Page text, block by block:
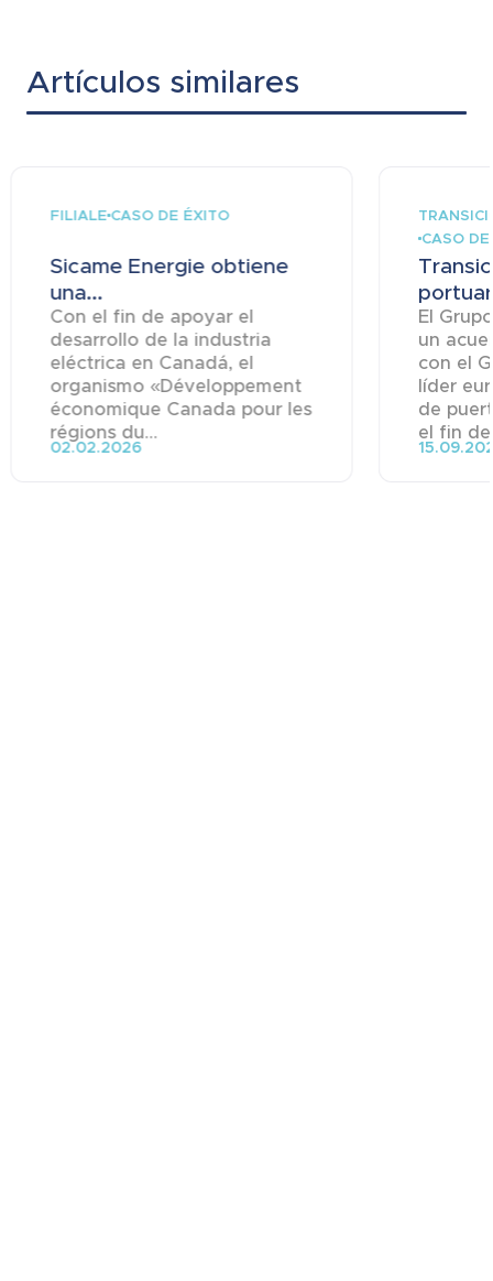
Artículos similares
FILIALECASO DE ÉXITO
Sicame Energie obtiene
una...
Con el fin de apoyar el
desarrollo de la industria
eléctrica en Canadá, el
organismo «Développement
économique Canada pour les
régions du...
02.02.2026
CASO
El
un
con el
líder
de
el fin